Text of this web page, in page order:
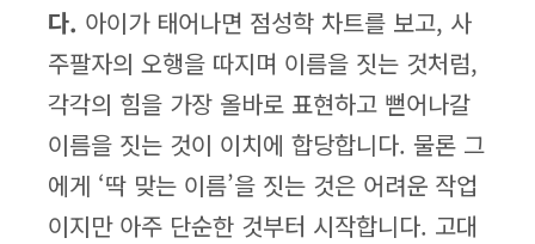
다. 아이가 태어나면 점성학 차트를 보고, 사
주팔자의 오행을 따지며 이름을 짓는 것처럼,
각각의 힘을 가장 올바로 표현하고 뻗어나갈
이름을 짓는 것이 이치에 합당합니다. 물론 그
에게 ‘딱 맞는 이름’을 짓는 것은 어려운 작업
이지만 아주 단순한 것부터 시작합니다. 고대